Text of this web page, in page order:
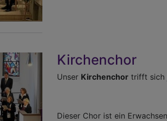
Kirchenchor
Unser Kirchenchor trifft sich
Dieser Chor ist ein